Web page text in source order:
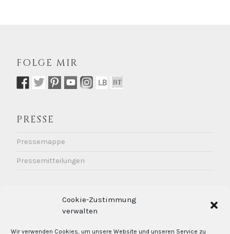
Cookie-Zustimmung
verwalten
Wir verwenden Cookies, um unsere Website und unseren Service zu
FOLGE MIR
PRESSE
Pressemappe
Pressemitteilungen
KONTAKT / IMPRESSUM
DATENSCHUTZ
Kontakt